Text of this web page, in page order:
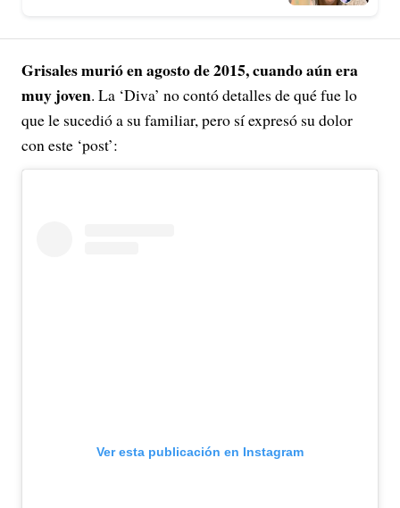
Grisales murió en agosto de 2015, cuando aún era
muy joven. La ‘Diva’ no contó detalles de qué fue lo
que le sucedió a su familiar, pero sí expresó su dolor
con este ‘post’:
Ver esta publicación en Instagram